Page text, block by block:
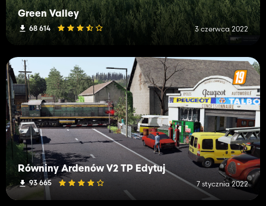
Green Valley
68 614 3 czerwca 2022
Równiny Ardenów V2 TP Edytuj
93 665 7 stycznia 2022